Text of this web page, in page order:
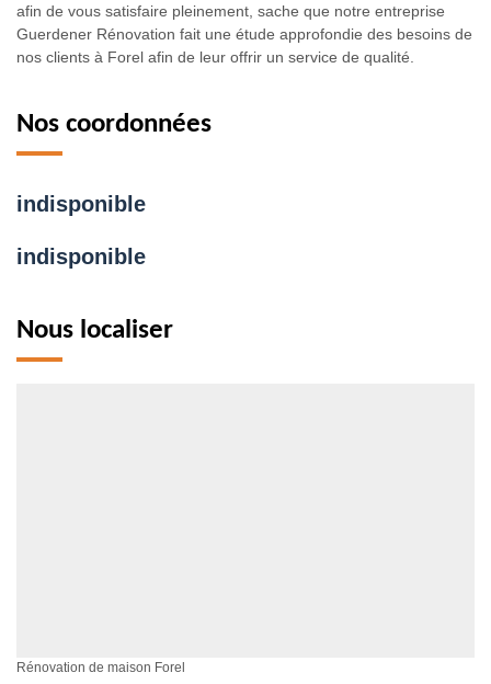
afin de vous satisfaire pleinement, sache que notre entreprise
Guerdener Rénovation fait une étude approfondie des besoins de
nos clients à Forel afin de leur offrir un service de qualité.
Nos coordonnées
indisponible
indisponible
Nous localiser
Rénovation de maison Forel